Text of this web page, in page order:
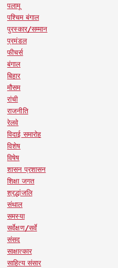
पलामू
पश्चिम बंगाल
पुरस्कार/सम्मान
प्रमंडल
फीचर्स
बंगाल
बिहार
मौसम
रांची
राजनीति
रेलवे
विदाई समारोह
विशेष
विषेष
शासन प्रशासन
शिक्षा जगत
श्रद्धांजलि
संथाल
समस्या
सर्वेक्षण/सर्वे
संसद
साक्षात्कार
साहित्य संसार